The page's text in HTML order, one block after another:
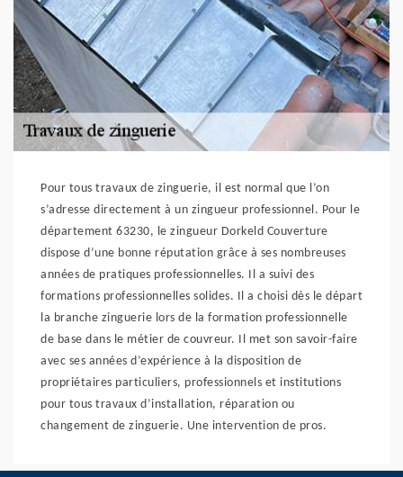
Pour tous travaux de zinguerie, il est normal que l’on
s’adresse directement à un zingueur professionnel. Pour le
département 63230, le zingueur Dorkeld Couverture
dispose d’une bonne réputation grâce à ses nombreuses
années de pratiques professionnelles. Il a suivi des
formations professionnelles solides. Il a choisi dès le départ
la branche zinguerie lors de la formation professionnelle
de base dans le métier de couvreur. Il met son savoir-faire
avec ses années d’expérience à la disposition de
propriétaires particuliers, professionnels et institutions
pour tous travaux d’installation, réparation ou
changement de zinguerie. Une intervention de pros.